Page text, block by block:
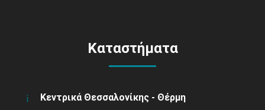
Καταστήματα
Κεντρικά Θεσσαλονίκης - Θέρμη